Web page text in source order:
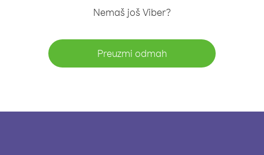
Nemaš još Viber?
Preuzmi odmah